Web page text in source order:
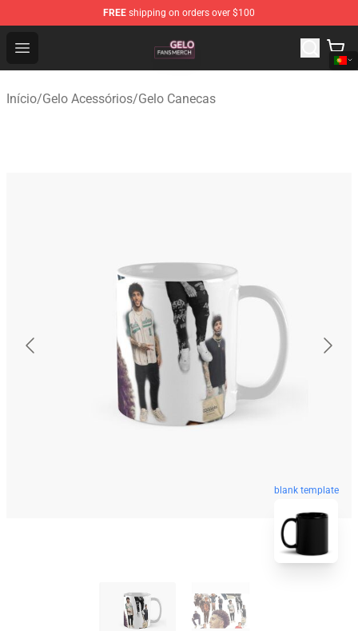
FREE shipping on orders over $100
Open menu
Gelo Shop - Official Gelo Merchandise Store
Início/Gelo Acessórios/Gelo Canecas
blank template